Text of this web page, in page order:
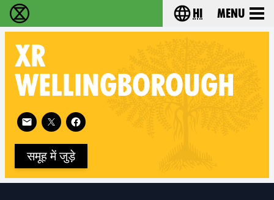
विलुप्ति विद्रोह - Home Choose your
hi Menu
XR
WELLINGBOROUGH
Follow XR Wellingborough on
समूह में जुड़े